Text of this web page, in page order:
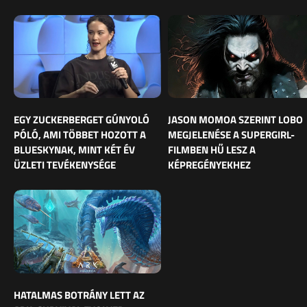
EGY ZUCKERBERGET GÚNYOLÓ
PÓLÓ, AMI TÖBBET HOZOTT A
BLUESKYNAK, MINT KÉT ÉV
ÜZLETI TEVÉKENYSÉGE
JASON MOMOA SZERINT LOBO
MEGJELENÉSE A SUPERGIRL-
FILMBEN HŰ LESZ A
KÉPREGÉNYEKHEZ
HATALMAS BOTRÁNY LETT AZ